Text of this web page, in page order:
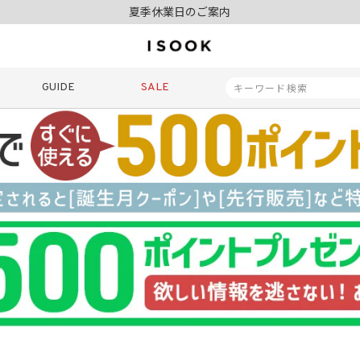
夏季休業日のご案内
10,000円以上ご購入で送料無料
夏季休業日のご案内
令和8年熊本地震の影響によるお荷物のお届けについて
GUIDE SALE
商品番号
再入荷
商品タイプ
ORIGINAL HIT
価格（税込）